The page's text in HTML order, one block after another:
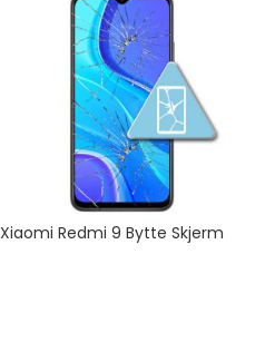
Xiaomi Redmi 9 Bytte Skjerm